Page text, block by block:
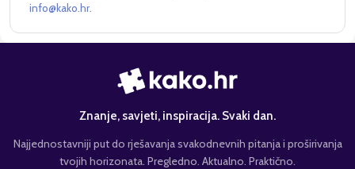
info@kako.hr
Znanje, savjeti, inspiracija. Svaki dan.
Najjednostavniji put do rješavanja svakodnevnih pitanja i proširivanja
tvojih horizonata. Pregledno. Aktualno. Praktično.